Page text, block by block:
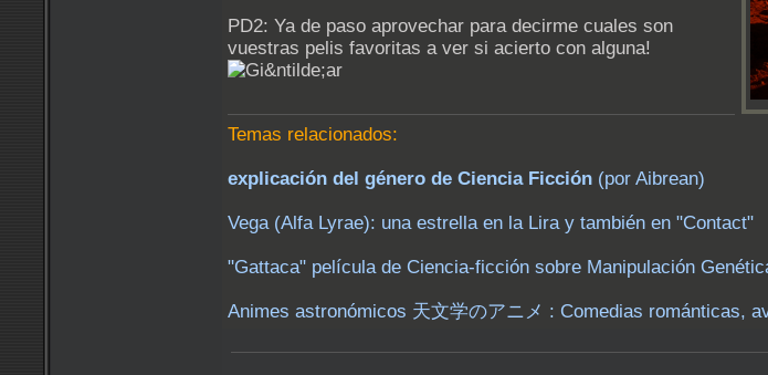
PD2: Ya de paso aprovechar para decirme cuales son
vuestras pelis favoritas a ver si acierto con alguna!
Temas relacionados:
explicación del género de Ciencia Ficción (por Aibrean)
Vega (Alfa Lyrae): una estrella en la Lira y también en "Contact"
"Gattaca" película de Ciencia-ficción sobre Manipulación
Animes astronómicos 天文学のアニメ : Comedias románticas,